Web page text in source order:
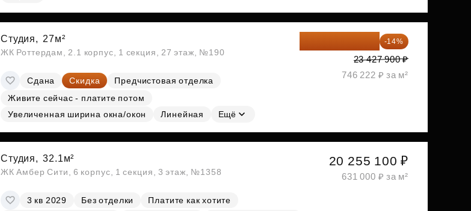
Студия, 27м²
ЖК Роттердам, 2.1 корпус, 1 секция, 27 этаж, №190
Сдана Скидка
Предчистовая отделка
Живите сейчас - платите потом
Увеличенная ширина окна/окон
Линейная Ещё
-14%
23 427 900 ₽
746 222 ₽ за м²
Студия, 32.1м²
ЖК Амбер Сити, 6 корпус, 1 секция, 3 этаж, №1358
3 кв 2029 Без отделки
Платите как хотите
20 255 100 ₽
631 000 ₽ за м²